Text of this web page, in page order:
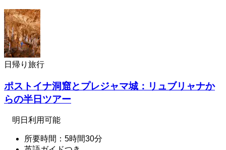
日帰り旅行
ポストイナ洞窟とプレジャマ城：リュブリャナか
らの半日ツアー
明日利用可能
所要時間：5時間30分